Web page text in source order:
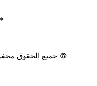
© جميع الحقوق